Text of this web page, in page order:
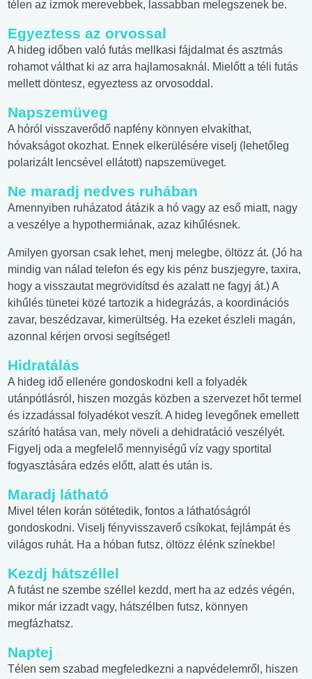
télen az izmok merevebbek, lassabban melegszenek be.
Egyeztess az orvossal
A hideg időben való futás mellkasi fájdalmat és asztmás
rohamot válthat ki az arra hajlamosaknál. Mielőtt a téli futás
mellett döntesz, egyeztess az orvosoddal.
Napszemüveg
A hóról visszaverődő napfény könnyen elvakíthat,
hóvakságot okozhat. Ennek elkerülésére viselj (lehetőleg
polarizált lencsével ellátott) napszemüveget.
Ne maradj nedves ruhában
Amennyiben ruházatod átázik a hó vagy az eső miatt, nagy
a veszélye a hypothermiának, azaz kihűlésnek.
Amilyen gyorsan csak lehet, menj melegbe, öltözz át. (Jó ha
mindig van nálad telefon és egy kis pénz buszjegyre, taxira,
hogy a visszautat megrövidítsd és azalatt ne fagyj át.) A
kihűlés tünetei közé tartozik a hidegrázás, a koordinációs
zavar, beszédzavar, kimerültség. Ha ezeket észleli magán,
azonnal kérjen orvosi segítséget!
Hidratálás
A hideg idő ellenére gondoskodni kell a folyadék
utánpótlásról, hiszen mozgás közben a szervezet hőt termel
és izzadással folyadékot veszít. A hideg levegőnek emellett
szárító hatása van, mely növeli a dehidratáció veszélyét.
Figyelj oda a megfelelő mennyiségű víz vagy sportital
fogyasztására edzés előtt, alatt és után is.
Maradj látható
Mivel télen korán sötétedik, fontos a láthatóságról
gondoskodni. Viselj fényvisszaverő csíkokat, fejlámpát és
világos ruhát. Ha a hóban futsz, öltözz élénk színekbe!
Kezdj hátszéllel
A futást ne szembe széllel kezdd, mert ha az edzés végén,
mikor már izzadt vagy, hátszélben futsz, könnyen
megfázhatsz.
Naptej
Télen sem szabad megfeledkezni a napvédelemről, hiszen